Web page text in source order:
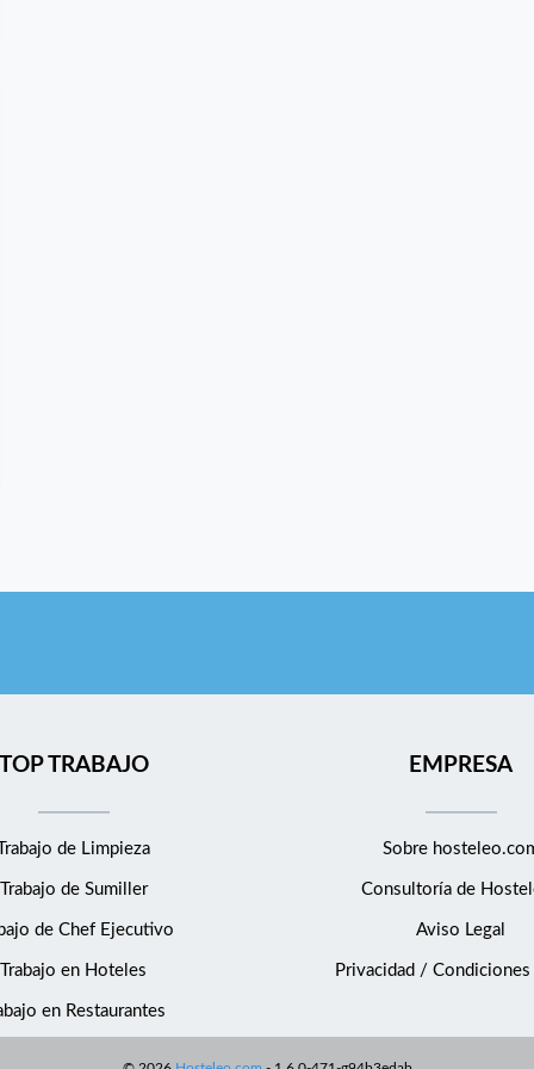
TOP TRABAJO
Trabajo de Limpieza
Trabajo de Sumiller
de Chef Ejecutivo
Trabajo en Hoteles
en Restaurantes
EMPRESA
Sobre
Consultoría de
Aviso Legal
Privacidad / Condiciones